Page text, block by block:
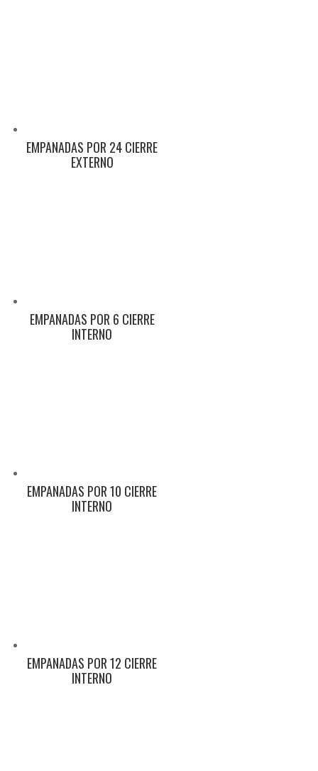
EMPANADAS POR 24 CIERRE
EXTERNO
EMPANADAS POR 6 CIERRE
INTERNO
EMPANADAS POR 10 CIERRE
INTERNO
EMPANADAS POR 12 CIERRE
INTERNO